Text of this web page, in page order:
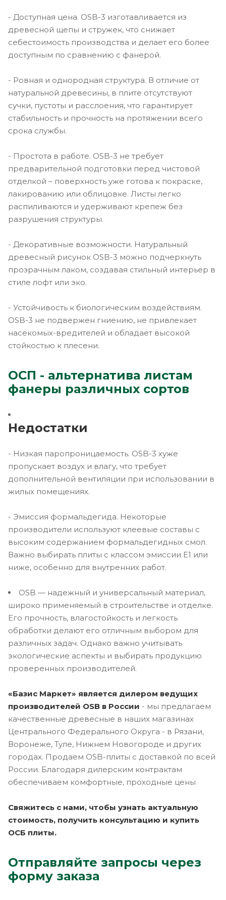
- Доступная цена. OSB-3 изготавливается из
древесной щепы и стружек, что снижает
себестоимость производства и делает его более
доступным по сравнению с фанерой.
- Ровная и однородная структура. В отличие от
натуральной древесины, в плите отсутствуют
сучки, пустоты и расслоения, что гарантирует
стабильность и прочность на протяжении всего
срока службы.
- Простота в работе. OSB-3 не требует
предварительной подготовки перед чистовой
отделкой – поверхность уже готова к покраске,
лакированию или облицовке. Листы легко
распиливаются и удерживают крепеж без
разрушения структуры.
- Декоративные возможности. Натуральный
древесный рисунок OSB-3 можно подчеркнуть
прозрачным лаком, создавая стильный интерьер в
стиле лофт или эко.
- Устойчивость к биологическим воздействиям.
OSB-3 не подвержен гниению, не привлекает
насекомых-вредителей и обладает высокой
стойкостью к плесени.
ОСП - альтернатива листам
фанеры различных сортов
Недостатки
- Низкая паропроницаемость. OSB-3 хуже
пропускает воздух и влагу, что требует
дополнительной вентиляции при использовании в
жилых помещениях.
- Эмиссия формальдегида. Некоторые
производители используют клеевые составы с
высоким содержанием формальдегидных смол.
Важно выбирать плиты с классом эмиссии E1 или
ниже, особенно для внутренних работ.
OSB — надежный и универсальный материал,
широко применяемый в строительстве и отделке.
Его прочность, влагостойкость и легкость
обработки делают его отличным выбором для
различных задач. Однако важно учитывать
экологические аспекты и выбирать продукцию
проверенных производителей.
«Базис Маркет» является дилером ведущих
производителей OSB в России - мы предлагаем
качественные древесные в наших магазинах
Центрального Федерального Округа - в Рязани,
Воронеже, Туле, Нижнем Новогороде и других
городах. Продаем OSB-плиты с доставкой по всей
России. Благодаря дилерским контрактам
обеспечиваем комфортные, проходные цены
Свяжитесь с нами, чтобы узнать актуальную
стоимость, получить консультацию и купить
ОСБ плиты.
Отправляйте запросы через
форму заказа